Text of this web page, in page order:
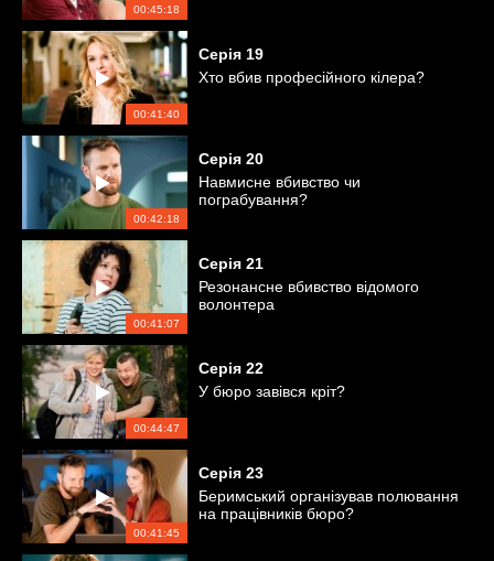
00:45:18
00:41:40
Серія 19
Хто вбив професійного кілера?
00:42:18
Серія 20
Навмисне вбивство чи
пограбування?
00:41:07
Серія 21
Резонансне вбивство відомого
волонтера
00:44:47
Серія 22
У бюро завівся кріт?
00:41:45
Серія 23
Беримський організував полювання
на працівників бюро?